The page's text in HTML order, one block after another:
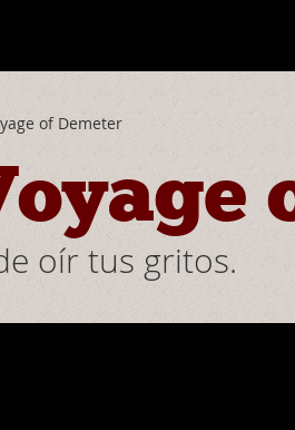
of Demeter
oír tus gritos.